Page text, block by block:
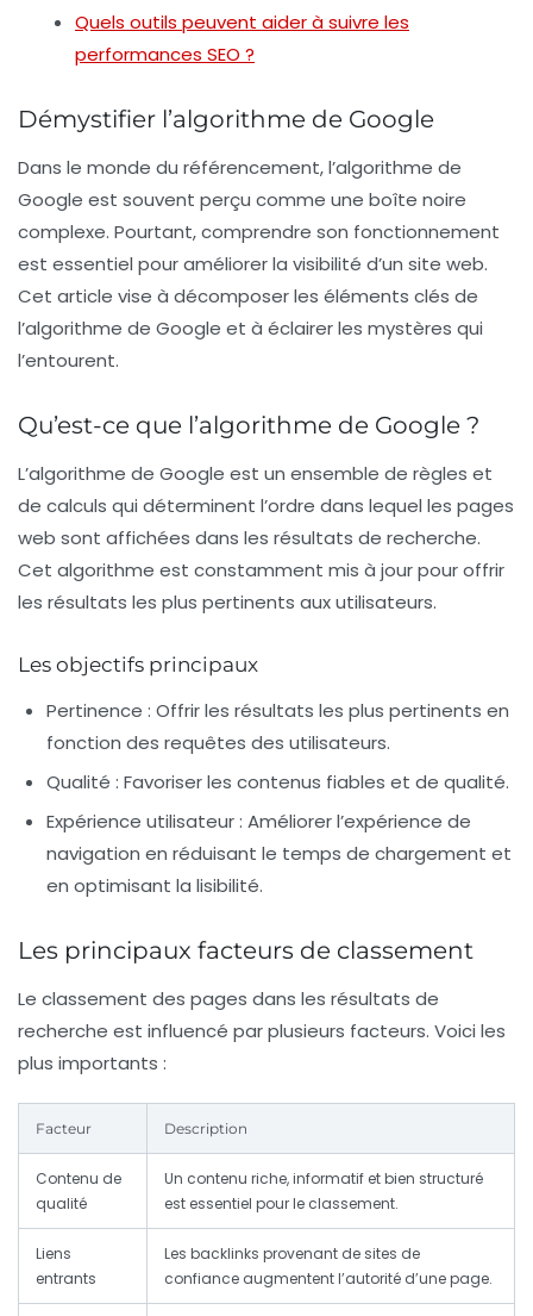
Quels outils peuvent aider à suivre les
performances SEO ?
Démystifier l’algorithme de Google
Dans le monde du référencement, l’algorithme de
Google est souvent perçu comme une boîte noire
complexe. Pourtant, comprendre son fonctionnement
est essentiel pour améliorer la visibilité d’un site web.
Cet article vise à décomposer les éléments clés de
l’algorithme de Google et à éclairer les mystères qui
l’entourent.
Qu’est-ce que l’algorithme de Google ?
L’algorithme de Google est un ensemble de règles et
de calculs qui déterminent l’ordre dans lequel les pages
web sont affichées dans les résultats de recherche.
Cet algorithme est constamment mis à jour pour offrir
les résultats les plus pertinents aux utilisateurs.
Les objectifs principaux
Pertinence : Offrir les résultats les plus pertinents en
fonction des requêtes des utilisateurs.
Qualité : Favoriser les contenus fiables et de qualité.
Expérience utilisateur : Améliorer l’expérience de
navigation en réduisant le temps de chargement et
en optimisant la lisibilité.
Les principaux facteurs de classement
Le classement des pages dans les résultats de
recherche est influencé par plusieurs facteurs. Voici les
plus importants :
Facteur Description
Contenu de
qualité
Un contenu riche, informatif et bien structuré
est essentiel pour le classement.
Liens
entrants
Les backlinks provenant de sites de
confiance augmentent l’autorité d’une page.